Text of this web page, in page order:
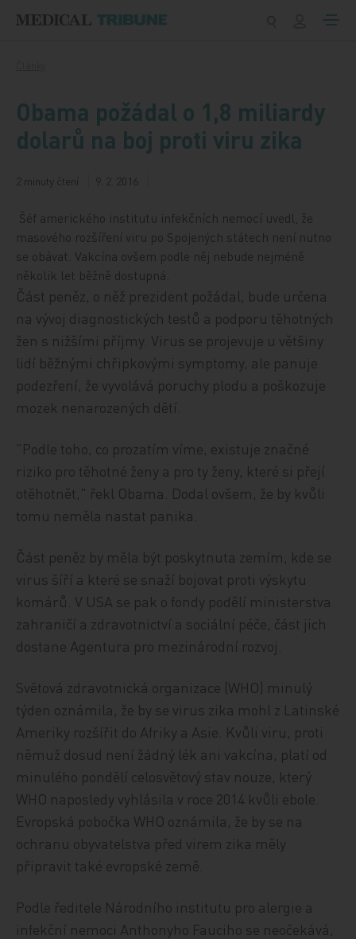
Obama požádal o 1,8 miliardy
dolarů na boj proti viru zika
2 minuty čtení 9. 2. 2016
Šéf amerického institutu infekčních nemocí uvedl, že
masového rozšíření viru po Spojených státech není nutno
se obávat. Vakcína ovšem podle něj nebude nejméně
několik let běžně dostupná.
Část peněz, o něž prezident požádal, bude určena
na vývoj diagnostických testů a podporu těhotných
žen s nižšími příjmy. Virus se projevuje u většiny
lidí běžnými chřipkovými symptomy, ale panuje
podezření, že vyvolává poruchy plodu a poškozuje
mozek nenarozených dětí.
"Podle toho, co prozatím víme, existuje značné
riziko pro těhotné ženy a pro ty ženy, které si přejí
otěhotnět," řekl Obama. Dodal ovšem, že by kvůli
tomu neměla nastat panika.
Část peněz by měla být poskytnuta zemím, kde se
virus šíří a které se snaží bojovat proti výskytu
komárů. V USA se pak o fondy podělí ministerstva
zahraničí a zdravotnictví a sociální péče, část jich
dostane Agentura pro mezinárodní rozvoj.
Světová zdravotnická organizace (WHO) minulý
týden oznámila, že by se virus zika mohl z Latinské
Ameriky rozšířit do Afriky a Asie. Kvůli viru, proti
němuž dosud není žádný lék ani vakcína, platí od
minulého pondělí celosvětový stav nouze, který
WHO naposledy vyhlásila v roce 2014 kvůli ebole.
Evropská pobočka WHO oznámila, že by se na
ochranu obyvatelstva před virem zika měly
připravit také evropské země.
Podle ředitele Národního institutu pro alergie a
infekční nemoci Anthonyho Fauciho se neočekává,